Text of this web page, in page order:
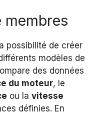
membres
possibilité de créer
modèles de
des données
du moteur, le
ou la vitesse
définies. En